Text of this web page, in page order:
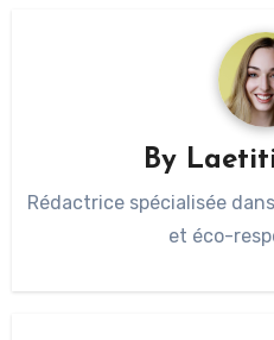
By
Rédactrice spécialisée
et éco-